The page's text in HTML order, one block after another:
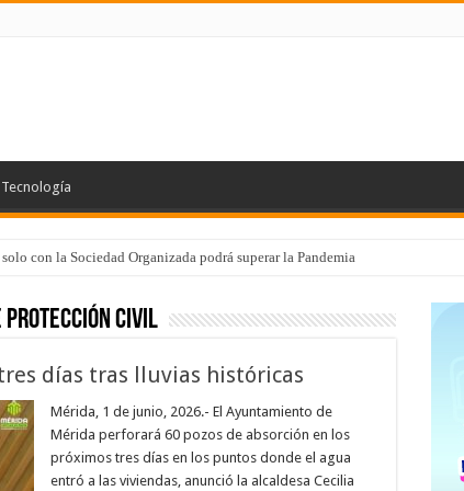
Tecnología
con la Sociedad Organizada podrá superar la Pandemia
Protección Civil
días tras lluvias históricas
Mérida, 1 de junio, 2026.- El Ayuntamiento de
Mérida perforará 60 pozos de absorción en los
próximos tres días en los puntos donde el agua
entró a las viviendas, anunció la alcaldesa Cecilia